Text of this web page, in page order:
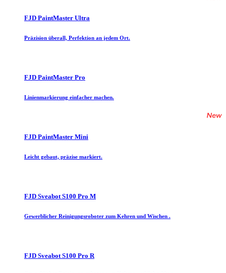
FJD PaintMaster Ultra
Präzision überall, Perfektion an jedem Ort.
FJD PaintMaster Pro
Linienmarkierung einfacher machen.
FJD PaintMaster Mini
Leicht gebaut, präzise markiert.
FJD Sveabot S100 Pro M
Gewerblicher Reinigungsroboter zum Kehren und Wischen .
FJD Sveabot S100 Pro R